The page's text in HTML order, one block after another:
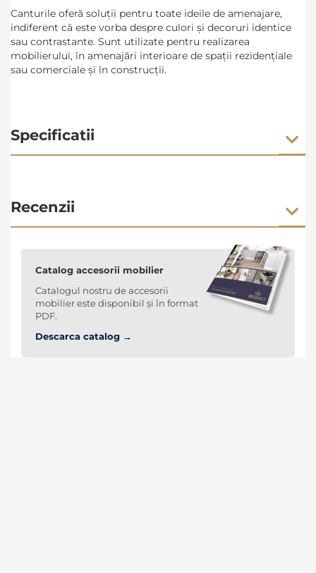
Canturile oferă soluții pentru toate ideile de amenajare,
indiferent că este vorba despre culori și decoruri identice
sau contrastante. Sunt utilizate pentru realizarea
mobilierului, în amenajări interioare de spații rezidențiale
sau comerciale și în construcții.
Specificatii
Recenzii
Catalog accesorii mobilier
Catalogul nostru de accesorii
mobilier este disponibil și în format
PDF.
Descarca catalog →